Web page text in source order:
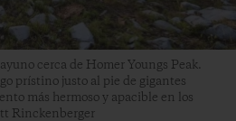
cerca de Homer Youngs Peak.
prístino justo al pie de gigantes
más hermoso y apacible en los
Rinckenberger